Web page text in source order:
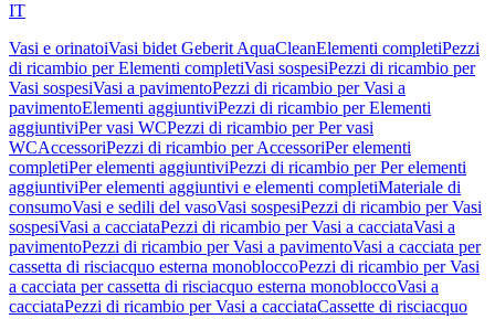
IT
Vasi e orinatoiVasi bidet Geberit AquaCleanElementi completiPezzi
di ricambio per Elementi completiVasi sospesiPezzi di ricambio per
Vasi sospesiVasi a pavimentoPezzi di ricambio per Vasi a
pavimentoElementi aggiuntiviPezzi di ricambio per Elementi
aggiuntiviPer vasi WCPezzi di ricambio per Per vasi
WCAccessoriPezzi di ricambio per AccessoriPer elementi
completiPer elementi aggiuntiviPezzi di ricambio per Per elementi
aggiuntiviPer elementi aggiuntivi e elementi completiMateriale di
consumoVasi e sedili del vasoVasi sospesiPezzi di ricambio per Vasi
sospesiVasi a cacciataPezzi di ricambio per Vasi a cacciataVasi a
pavimentoPezzi di ricambio per Vasi a pavimentoVasi a cacciata per
cassetta di risciacquo esterna monobloccoPezzi di ricambio per Vasi
a cacciata per cassetta di risciacquo esterna monobloccoVasi a
cacciataPezzi di ricambio per Vasi a cacciataCassette di risciacquo